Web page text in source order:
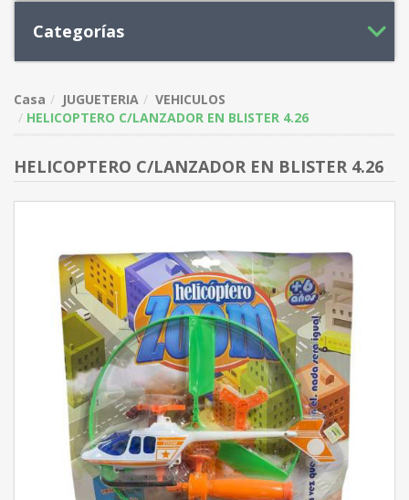
Categorías
Casa JUGUETERIA
VEHICULOS
HELICOPTERO C/LANZADOR EN BLISTER 4.26
HELICOPTERO C/LANZADOR EN BLISTER 4.26